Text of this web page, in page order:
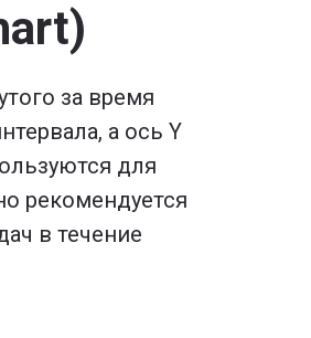
за время
а ось Y
для
рекомендуется
в течение